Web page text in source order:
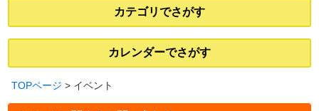
カテゴリでさがす
カレンダーでさがす
TOPページ > イベント